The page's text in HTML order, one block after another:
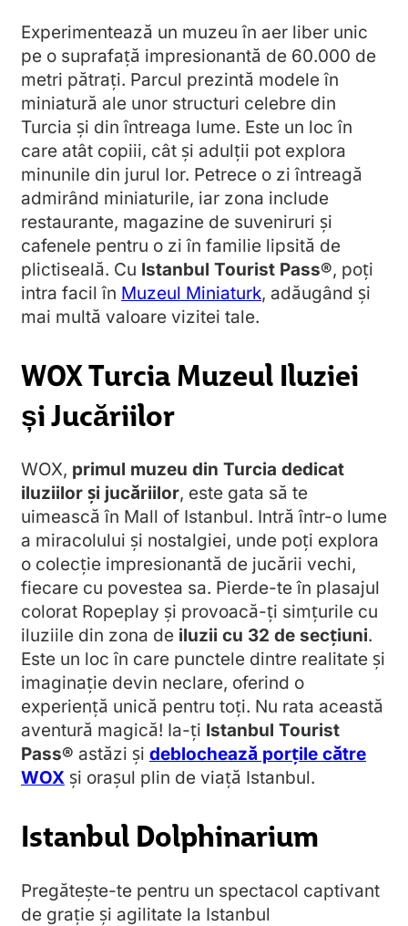
Experimentează un muzeu în aer liber unic
pe o suprafață impresionantă de 60.000 de
metri pătrați. Parcul prezintă modele în
miniatură ale unor structuri celebre din
Turcia și din întreaga lume. Este un loc în
care atât copiii, cât și adulții pot explora
minunile din jurul lor. Petrece o zi întreagă
admirând miniaturile, iar zona include
restaurante, magazine de suveniruri și
cafenele pentru o zi în familie lipsită de
plictiseală. Cu Istanbul Tourist Pass®, poți
intra facil în Muzeul Miniaturk, adăugând și
mai multă valoare vizitei tale.
WOX Turcia Muzeul Iluziei
și Jucăriilor
WOX, primul muzeu din Turcia dedicat
iluziilor și jucăriilor, este gata să te
uimească în Mall of Istanbul. Intră într-o lume
a miracolului și nostalgiei, unde poți explora
o colecție impresionantă de jucării vechi,
fiecare cu povestea sa. Pierde-te în plasajul
colorat Ropeplay și provoacă-ți simțurile cu
iluziile din zona de iluzii cu 32 de secțiuni.
Este un loc în care punctele dintre realitate și
imaginație devin neclare, oferind o
experiență unică pentru toți. Nu rata această
aventură magică! Ia-ți Istanbul Tourist
Pass® astăzi și deblochează porțile către
WOX și orașul plin de viață Istanbul.
Istanbul Dolphinarium
Pregătește-te pentru un spectacol captivant
de grație și agilitate la Istanbul